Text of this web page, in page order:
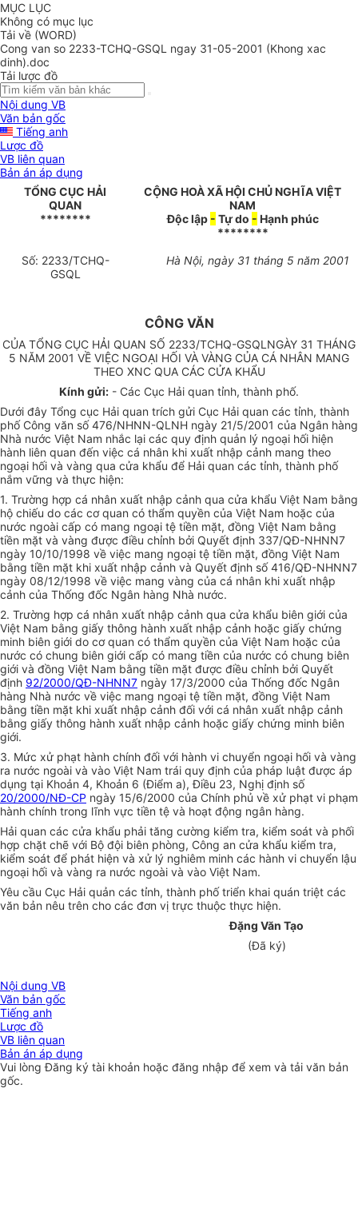
MỤC LỤC
Không có mục lục
Tải về (WORD)
Cong van so 2233-TCHQ-GSQL ngay 31-05-2001 (Khong xac
dinh).doc
Tải lược đồ
Nội dung VB
Văn bản gốc
Tiếng anh
Lược đồ
VB liên quan
Bản án áp dụng
TỔNG CỤC HẢI
QUAN
********
CỘNG HOÀ XÃ HỘI CHỦ NGHĨA VIỆT
NAM
Độc lập - Tự do - Hạnh phúc
********
Số: 2233/TCHQ-
GSQL
Hà Nội, ngày 31 tháng 5 năm 2001
CÔNG VĂN
CỦA TỔNG CỤC HẢI QUAN SỐ 2233/TCHQ-GSQLNGÀY 31 THÁNG
5 NĂM 2001 VỀ VIỆC NGOẠI HỐI VÀ VÀNG CỦA CÁ NHÂN MANG
THEO XNC QUA CÁC CỬA KHẨU
Kính gửi: - Các Cục Hải quan tỉnh, thành phố.
Dưới đây Tổng cục Hải quan trích gửi Cục Hải quan các tỉnh, thành
phố Công văn số 476/NHNN-QLNH ngày 21/5/2001 của Ngân hàng
Nhà nước Việt Nam nhắc lại các quy định quản lý ngoại hối hiện
hành liên quan đến việc cá nhân khi xuất nhập cảnh mang theo
ngoại hối và vàng qua cửa khẩu để Hải quan các tỉnh, thành phố
nắm vững và thực hiện:
1. Trường hợp cá nhân xuất nhập cảnh qua cửa khẩu Việt Nam bằng
hộ chiếu do các cơ quan có thẩm quyền của Việt Nam hoặc của
nước ngoài cấp có mang ngoại tệ tiền mặt, đồng Việt Nam bằng
tiền mặt và vàng được điều chỉnh bởi Quyết định 337/QĐ-NHNN7
ngày 10/10/1998 về việc mang ngoại tệ tiền mặt, đồng Việt Nam
bằng tiền mặt khi xuất nhập cảnh và Quyết định số 416/QĐ-NHNN7
ngày 08/12/1998 về việc mang vàng của cá nhân khi xuất nhập
cảnh của Thống đốc Ngân hàng Nhà nước.
2. Trường hợp cá nhân xuất nhập cảnh qua cửa khẩu biên giới của
Việt Nam bằng giấy thông hành xuất nhập cảnh hoặc giấy chứng
minh biên giới do cơ quan có thẩm quyền của Việt Nam hoặc của
nước có chung biên giới cấp có mang tiền của nước có chung biên
giới và đồng Việt Nam bằng tiền mặt được điều chỉnh bởi Quyết
định 92/2000/QĐ-NHNN7 ngày 17/3/2000 của Thống đốc Ngân
hàng Nhà nước về việc mang ngoại tệ tiền mặt, đồng Việt Nam
bằng tiền mặt khi xuất nhập cảnh đối với cá nhân xuất nhập cảnh
bằng giấy thông hành xuất nhập cảnh hoặc giấy chứng minh biên
giới.
3. Mức xử phạt hành chính đối với hành vi chuyển ngoại hối và vàng
ra nước ngoài và vào Việt Nam trái quy định của pháp luật được áp
dụng tại Khoản 4, Khoản 6 (Điểm a), Điều 23, Nghị định số
20/2000/NĐ-CP ngày 15/6/2000 của Chính phủ về xử phạt vi phạm
hành chính trong lĩnh vực tiền tệ và hoạt động ngân hàng.
Hải quan các cửa khẩu phải tăng cường kiểm tra, kiểm soát và phối
hợp chặt chẽ với Bộ đội biên phòng, Công an cửa khẩu kiểm tra,
kiểm soát để phát hiện và xử lý nghiêm minh các hành vi chuyển lậu
ngoại hối và vàng ra nước ngoài và vào Việt Nam.
Yêu cầu Cục Hải quản các tỉnh, thành phố triển khai quán triệt các
văn bản nêu trên cho các đơn vị trực thuộc thực hiện.
Đặng Văn Tạo
(Đã ký)
Nội dung VB
Văn bản gốc
Tiếng anh
Lược đồ
VB liên quan
Bản án áp dụng
Vui lòngĐăng ký tài khoản hoặc đăng nhập để xem và tải văn bản
gốc.